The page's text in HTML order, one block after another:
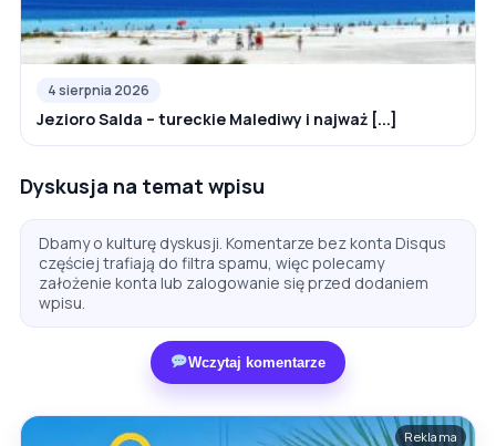
4 sierpnia 2026
Jezioro Salda – tureckie Malediwy i najważ [...]
Dyskusja na temat wpisu
Dbamy o kulturę dyskusji. Komentarze bez konta Disqus
częściej trafiają do filtra spamu, więc polecamy
założenie konta lub zalogowanie się przed dodaniem
wpisu.
Wczytaj komentarze
Reklama